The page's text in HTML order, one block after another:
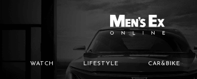
WATCH LIFESTYLE CAR&BIKE